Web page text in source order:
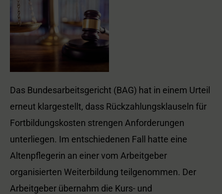
Das Bundesarbeitsgericht (BAG) hat in einem Urteil
erneut klargestellt, dass Rückzahlungsklauseln für
Fortbildungskosten strengen Anforderungen
unterliegen. Im entschiedenen Fall hatte eine
Altenpflegerin an einer vom Arbeitgeber
organisierten Weiterbildung teilgenommen. Der
Arbeitgeber übernahm die Kurs- und